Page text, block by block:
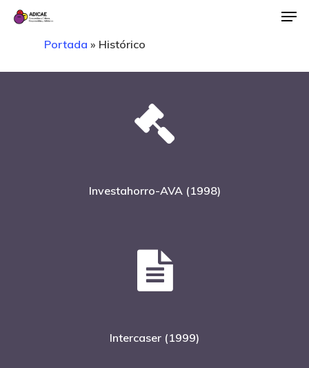
Portada » Histórico
Investahorro-AVA (1998)
Intercaser (1999)